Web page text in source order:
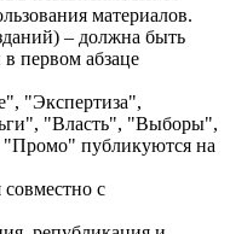
материалов.
– должна быть
первом абзаце
"Экспертиза",
"Власть", "Выборы",
публикуются на
совместно с